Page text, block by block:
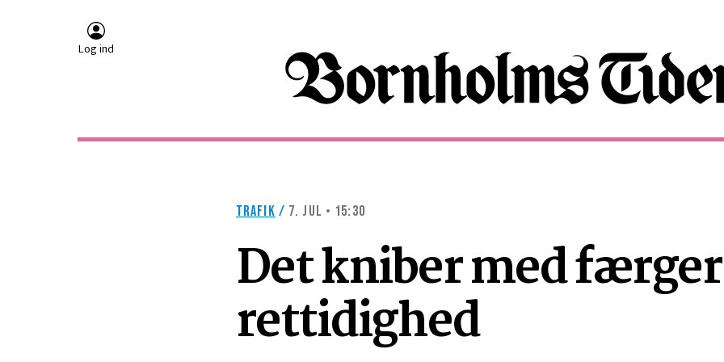
Log ind
TRAFIK / 7. JUL • 15:30
Det kniber med
rettidighed